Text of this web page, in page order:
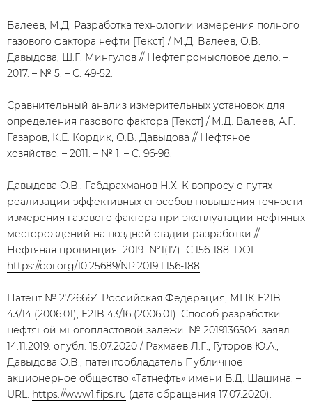
Валеев, М.Д. Разработка технологии измерения полного
газового фактора нефти [Текст] / М.Д. Валеев, О.В.
Давыдова, Ш.Г. Мингулов // Нефтепромысловое дело. –
2017. – № 5. – С. 49-52.
Сравнительный анализ измерительных установок для
определения газового фактора [Текст] / М.Д. Валеев, А.Г.
Газаров, К.Е. Кордик, О.В. Давыдова // Нефтяное
хозяйство. – 2011. – № 1. – С. 96-98.
Давыдова О.В., Габдрахманов Н.Х. К вопросу о путях
реализации эффективных способов повышения точности
измерения газового фактора при эксплуатации нефтяных
месторождений на поздней стадии разработки //
Нефтяная провинция.-2019.-№1(17).-С.156-188. DOI
https://doi.org/10.25689/NP.2019.1.156-188
Патент № 2726664 Российская Федерация, МПК E21B
43/14 (2006.01), E21B 43/16 (2006.01). Способ разработки
нефтяной многопластовой залежи: № 2019136504: заявл.
14.11.2019: опубл. 15.07.2020 / Рахмаев Л.Г., Гуторов Ю.А.,
Давыдова О.В.; патентообладатель Публичное
акционерное общество «Татнефть» имени В.Д. Шашина. –
URL: https://www1.fips.ru (дата обращения 17.07.2020).